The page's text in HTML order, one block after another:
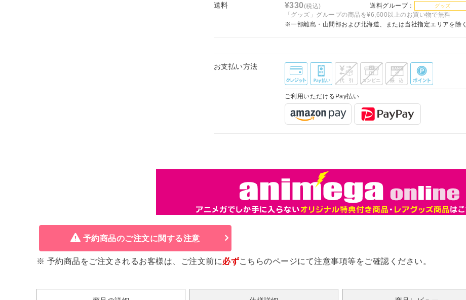
送料 ¥330(税込) 送料グループ： グッズ
「グッズ」グループの商品を¥6,600以上のお買い物で無料
※一部離島・山間部および北海道、または当社指定エリアを除く
お支払い方法
ご利用いただけるPay払い
予約商品のご注文に関する注意
※ 予約商品をご注文されるお客様は、ご注文前に必ずこちらのページにて注意事項等をご確認ください。